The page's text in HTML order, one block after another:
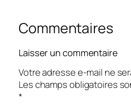
Commentaires
Laisser un commentaire
Votre adresse e-mail ne
Les champs obligatoires
*